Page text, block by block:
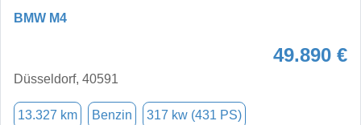
BMW M4
49.890 €
Düsseldorf, 40591
13.327 km Benzin 317 kw (431 PS)